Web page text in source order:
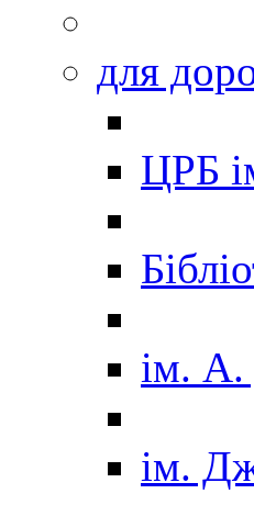
для
ЦРБ
ім. А.
ім.